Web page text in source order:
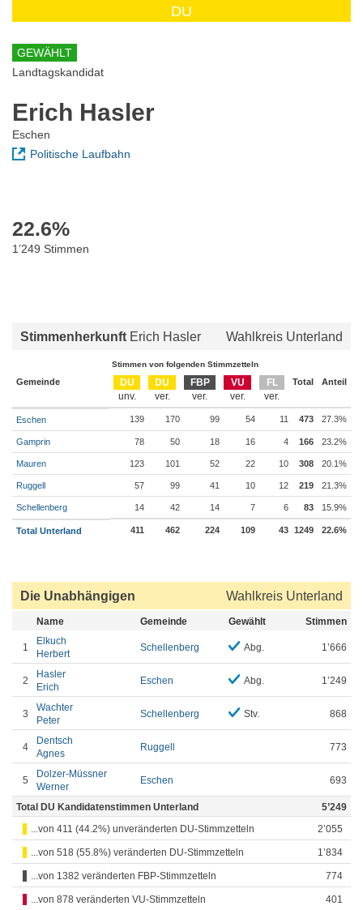
DU
GEWÄHLT
Landtagskandidat
Erich Hasler
Eschen
Politische Laufbahn
22.6%
1’249 Stimmen
Stimmenherkunft Erich Hasler Wahlkreis Unterland
Stimmen von folgenden Stimmzetteln
Gemeinde DU DU FBP VU FL Total Anteil
Eschen 139 170 99 54 11 473 27.3%
Gamprin 78 50 18 16 4 166 23.2%
Mauren 123 101 52 22 10 308 20.1%
Ruggell 57 99 41 10 12 219 21.3%
Schellenberg 14 42 14 7 6 83 15.9%
Total Unterland 411 462 224 109 43 1249 22.6%
Die Unabhängigen Wahlkreis Unterland
Name Gemeinde Gewählt Stimmen
1
Elkuch
Herbert
Schellenberg Abg. 1’666
2
Hasler
Erich
Eschen Abg. 1’249
3
Wachter
Peter
Schellenberg Stv. 868
4
Dentsch
Agnes
Ruggell 773
5
Dolzer-Müssner
Werner
Eschen 693
Total DU Kandidatenstimmen Unterland
5’249
...von 411 (44.2%) unveränderten DU-Stimmzetteln
2’055
...von 518 (55.8%) veränderten DU-Stimmzetteln 1’834
...von 1382 veränderten FBP-Stimmzetteln 774
...von 878 veränderten VU-Stimmzetteln 401